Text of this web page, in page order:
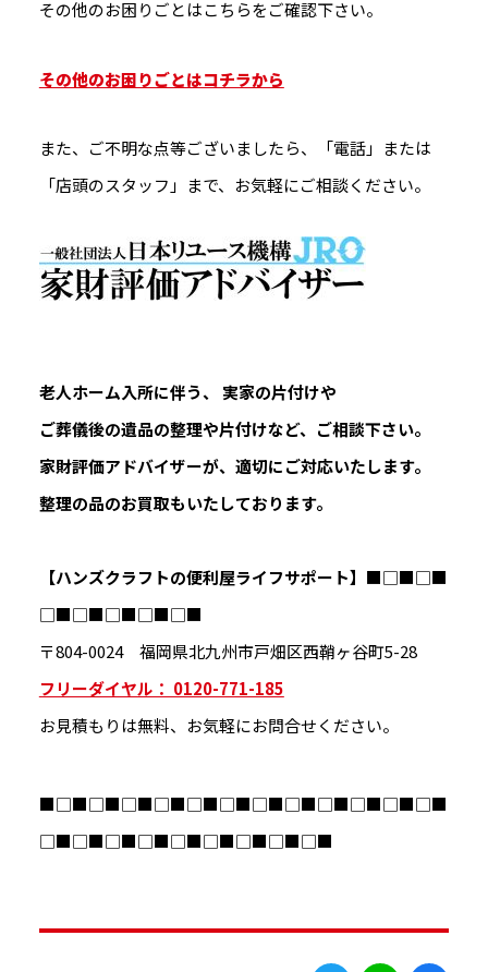
その他のお困りごとはこちらをご確認下さい。
その他のお困りごとはコチラから
また、ご不明な点等ございましたら、「電話」または
「店頭のスタッフ」まで、お気軽にご相談ください。
老人ホーム入所に伴う、 実家の片付けや
ご葬儀後の遺品の整理や片付けなど、ご相談下さい。
家財評価アドバイザーが、適切にご対応いたします。
整理の品のお買取もいたしております。
【ハンズクラフトの便利屋ライフサポート】 ■□■□■
□■□■□■□■□■
〒804-0024 福岡県北九州市戸畑区西鞘ヶ谷町5-28
フリーダイヤル： 0120-771-185
お見積もりは無料、お気軽にお問合せください。
■□■□■□■□■□■□■□■□■□■□■□■□■
□■□■□■□■□■□■□■□■□■